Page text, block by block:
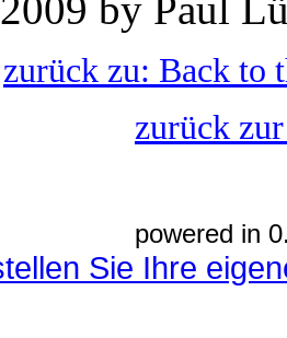
zurück zu: Back to
zurück
powered in
Sie Ihre